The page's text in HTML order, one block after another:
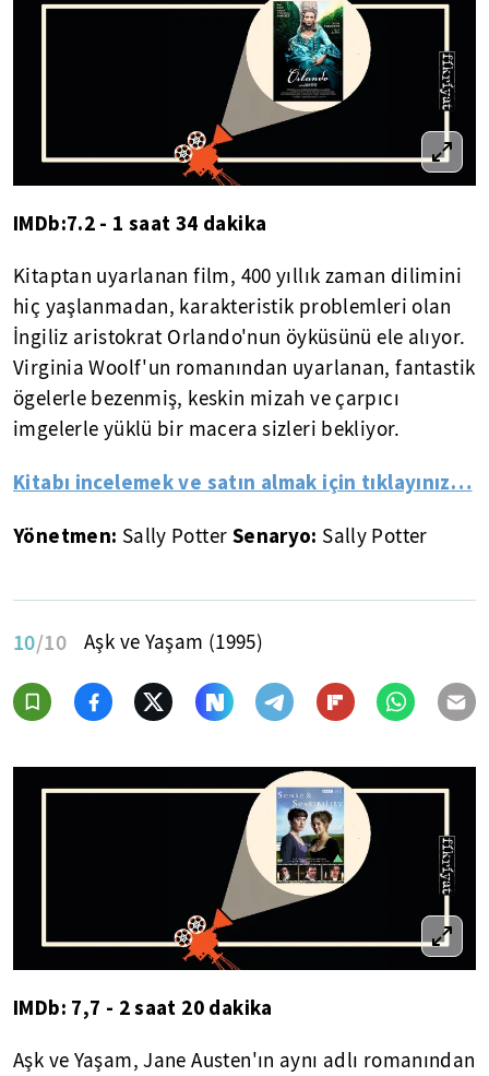
IMDb:7.2 - 1 saat 34 dakika
Kitaptan uyarlanan film, 400 yıllık zaman dilimini
hiç yaşlanmadan, karakteristik problemleri olan
İngiliz aristokrat Orlando'nun öyküsünü ele alıyor.
Virginia Woolf'un romanından uyarlanan, fantastik
ögelerle bezenmiş, keskin mizah ve çarpıcı
imgelerle yüklü bir macera sizleri bekliyor.
Kitabı incelemek ve satın almak için tıklayınız…
Yönetmen: Sally Potter Senaryo: Sally Potter
10/10 Aşk ve Yaşam (1995)
IMDb: 7,7 - 2 saat 20 dakika
Aşk ve Yaşam, Jane Austen'ın aynı adlı romanından